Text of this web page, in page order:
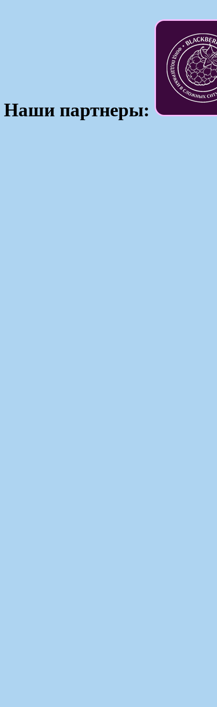
Наши партнеры: